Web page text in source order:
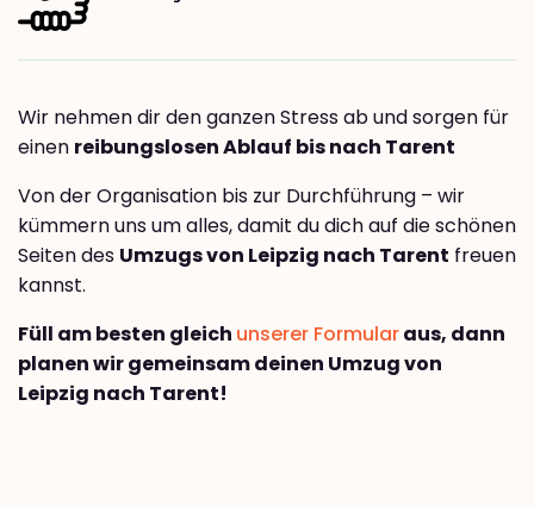
Wir nehmen dir den ganzen Stress ab und sorgen für
einen reibungslosen Ablauf bis nach Tarent
Von der Organisation bis zur Durchführung – wir
kümmern uns um alles, damit du dich auf die schönen
Seiten des Umzugs von Leipzig nach Tarent freuen
kannst.
Füll am besten gleich unserer Formularaus, dann
planen wir gemeinsam deinen Umzug von
Leipzig nach Tarent!